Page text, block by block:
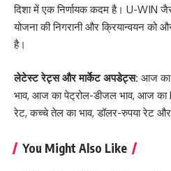
दिशा में एक निर्णायक कदम है। U-WIN
योजना की निगरानी और क्रियान्वयन को
है।
लेटेस्ट रेट्स और मार्केट अपडेट्स: आज का
भाव, आज का पेट्रोल-डीजल भाव, आज का
रेट,कच्चे तेल का भाव,डॉलर-रुपया रेट और
You Might Also Like